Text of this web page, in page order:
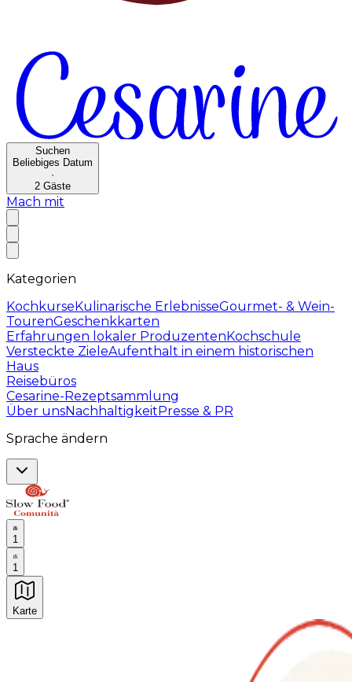
Suchen
Beliebiges Datum
·
2 Gäste
Mach mit
Kategorien
KochkurseKulinarische ErlebnisseGourmet- & Wein-
TourenGeschenkkarten
Erfahrungen lokaler ProduzentenKochschule
Versteckte ZieleAufenthalt in einem historischen
Haus
Reisebüros
Cesarine-Rezeptsammlung
Über unsNachhaltigkeitPresse & PR
Sprache ändern
1
1
Karte
Unvergessliche kulinarische Erlebnisse: